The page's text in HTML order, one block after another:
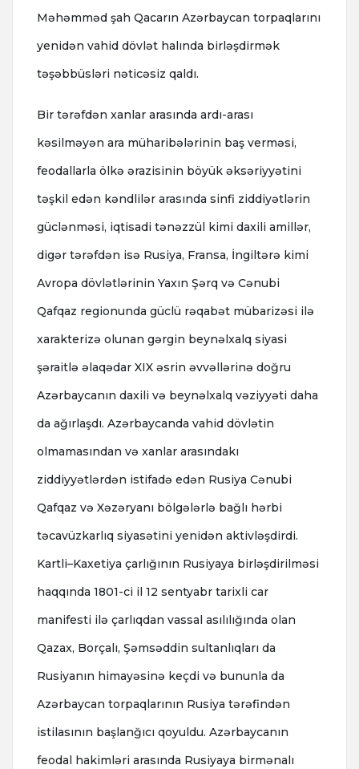
Məhəmməd şah Qacarın Azərbaycan torpaqlarını
yenidən vahid dövlət halında birləşdirmək
təşəbbüsləri nəticəsiz qaldı.
Bir tərəfdən xanlar arasında ardı-arası
kəsilməyən ara müharibələrinin baş verməsi,
feodallarla ölkə ərazisinin böyük əksəriyyətini
təşkil edən kəndlilər arasında sinfi ziddiyətlərin
güclənməsi, iqtisadi tənəzzül kimi daxili amillər,
digər tərəfdən isə Rusiya, Fransa, İngiltərə kimi
Avropa dövlətlərinin Yaxın Şərq və Cənubi
Qafqaz regionunda güclü rəqabət mübarizəsi ilə
xarakterizə olunan gərgin beynəlxalq siyasi
şəraitlə əlaqədar XIX əsrin əvvəllərinə doğru
Azərbaycanın daxili və beynəlxalq vəziyyəti daha
da ağırlaşdı. Azərbaycanda vahid dövlətin
olmamasından və xanlar arasındakı
ziddiyyətlərdən istifadə edən Rusiya Cənubi
Qafqaz və Xəzəryanı bölgələrlə bağlı hərbi
təcavüzkarlıq siyasətini yenidən aktivləşdirdi.
Kartli–Kaxetiya çarlığının Rusiyaya birləşdirilməsi
haqqında 1801-ci il 12 sentyabr tarixli car
manifesti ilə çarlıqdan vassal asılılığında olan
Qazax, Borçalı, Şəmsəddin sultanlıqları da
Rusiyanın himayəsinə keçdi və bununla da
Azərbaycan torpaqlarının Rusiya tərəfindən
istilasının başlanğıcı qoyuldu. Azərbaycanın
feodal hakimləri arasında Rusiyaya birmənalı